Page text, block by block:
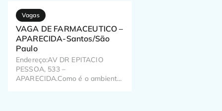
Vagas
VAGA DE FARMACEUTICO –
APARECIDA-Santos/São
Paulo
Endereço:AV DR EPITACIO
PESSOA, 533 –
APARECIDA.Como é o ambiente